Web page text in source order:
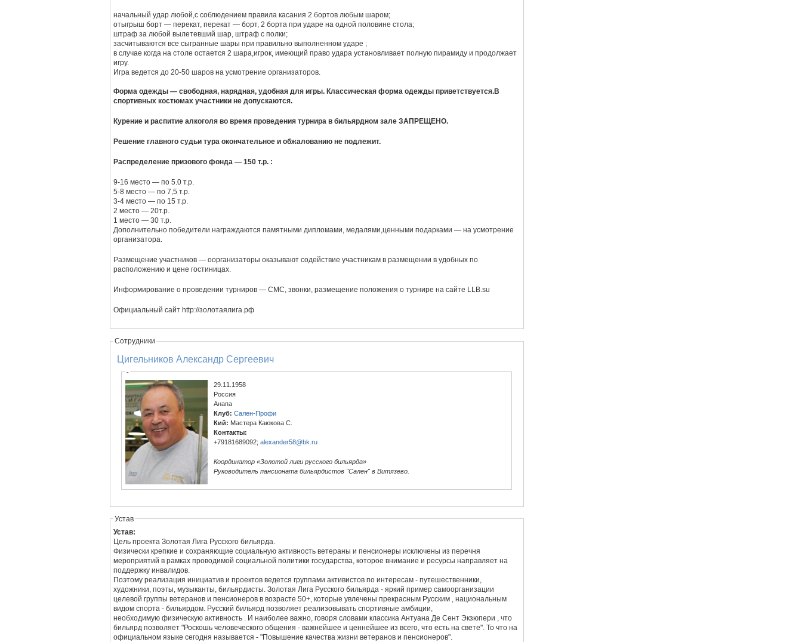
начальный удар любой,с соблюдением правила касания 2 бортов любым шаром;
отыгрыш борт — перекат, перекат — борт, 2 борта при ударе на одной половине стола;
штраф за любой вылетевший шар, штраф с полки;
засчитываются все сыгранные шары при правильно выполненном ударе ;
в случае когда на столе остается 2 шара,игрок, имеющий право удара установливает полную пирамиду и продолжает
игру.
Игра ведется до 20-50 шаров на усмотрение организаторов.
Форма одежды — свободная, нарядная, удобная для игры. Классическая форма одежды приветствуется.В
спортивных костюмах участники не допускаются.
Курение и распитие алкоголя во время проведения турнира в бильярдном зале ЗАПРЕЩЕНО.
Решение главного судьи тура окончательное и обжалованию не подлежит.
Распределение призового фонда — 150 т.р. :
9-16 место — по 5.0 т.р.
5-8 место — по 7,5 т.р.
3-4 место — по 15 т.р.
2 место — 20т.р.
1 место — 30 т.р.
Дополнительно победители награждаются памятными дипломами, медалями,ценными подарками — на усмотрение
организатора.
Размещение участников — оорганизаторы оказывают содействие участникам в размещении в удобных по
расположению и цене гостиницах.
Информирование о проведении турниров — СМС, звонки, размещение положения о турнире на сайте LLB.su
Официальный сайт http://золотаялига.рф
Сотрудники
Цигельников Александр Сергеевич
-
29.11.1958
Россия
Анапа
Клуб: Сален-Профи
Кий: Мастера Каюкова С.
Контакты:
+79181689092; alexander58@bk.ru
Координатор «Золотой лиги русского бильярда»
Руководитель пансионата бильярдистов "Сален" в Витязево.
Устав
Устав:
Цель проекта Золотая Лига Русского бильярда.
Физически крепкие и сохраняющие социальную активность ветераны и пенсионеры исключены из перечня
мероприятий в рамках проводимой социальной политики государства, которое внимание и ресурсы направляет на
поддержку инвалидов.
Поэтому реализация инициатив и проектов ведется группами активистов по интересам - путешественники,
художники, поэты, музыканты, бильярдисты. Золотая Лига Русского бильярда - яркий пример самоорганизации
целевой группы ветеранов и пенсионеров в возрасте 50+, которые увлечены прекрасным Русским , национальным
видом спорта - бильярдом. Русский бильярд позволяет реализовывать спортивные амбиции,
необходимую физическую активность . И наиболее важно, говоря словами классика Антуана Де Сент Экзюпери , что
бильярд позволяет "Роскошь человеческого общения - важнейшее и ценнейшее из всего, что есть на свете". То что на
официальном языке сегодня называется - "Повышение качества жизни ветеранов и пенсионеров".